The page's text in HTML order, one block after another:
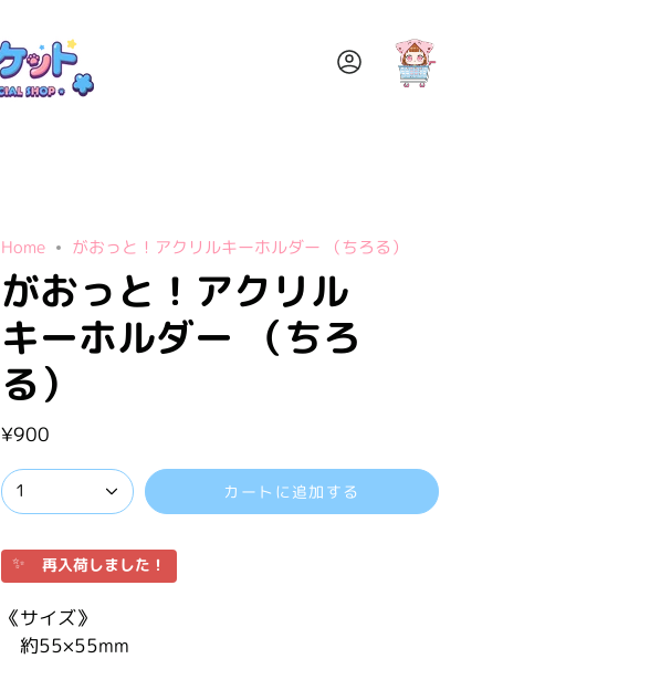
ア
Home がおっと！アクリルキーホルダー （ちろる）
がおっと！アクリル
キーホルダー （ちろ
る）
¥900
1 カートに追加する
✨ 再入荷しました！
《サイズ》
約55×55mm